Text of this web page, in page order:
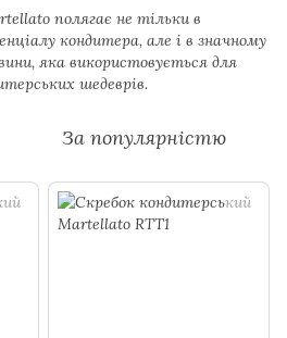
полягає не тільки в
кондитера, але і в значному
яка використовується для
шедеврів.
За популярністю